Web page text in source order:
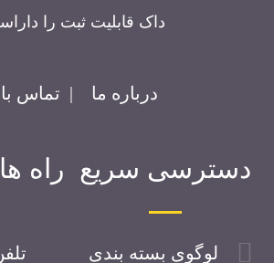
داک قابلیت ثبت را
درباره ما | تماس با
دسترسی سریع
لوگوی بسته بندی
راه